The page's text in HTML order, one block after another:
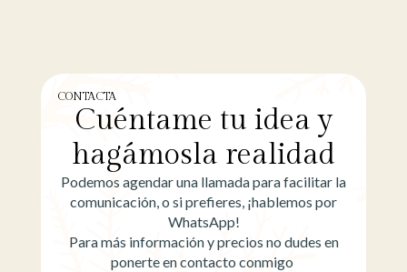
CONTACTA
Cuéntame tu idea y
hagámosla realidad
Podemos agendar una llamada para facilitar la
comunicación, o si prefieres, ¡hablemos por
WhatsApp!
Para más información y precios no dudes en
ponerte en contacto conmigo